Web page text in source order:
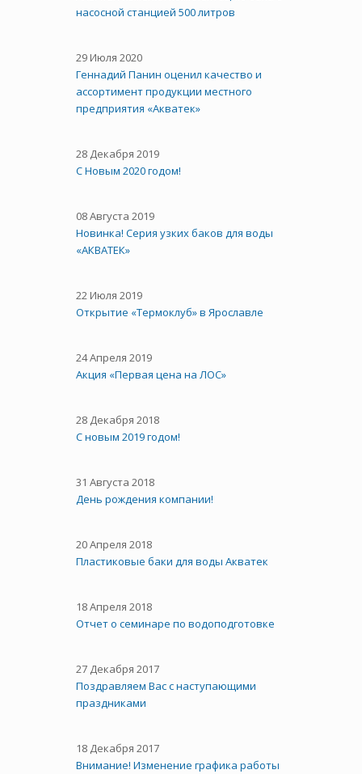
насосной станцией 500 литров
29 Июля 2020
Геннадий Панин оценил качество и
ассортимент продукции местного
предприятия «Акватек»
28 Декабря 2019
С Новым 2020 годом!
08 Августа 2019
Новинка! Серия узких баков для воды
«АКВАТЕК»
22 Июля 2019
Открытие «Термоклуб» в Ярославле
24 Апреля 2019
Акция «Первая цена на ЛОС»
28 Декабря 2018
С новым 2019 годом!
31 Августа 2018
День рождения компании!
20 Апреля 2018
Пластиковые баки для воды Акватек
18 Апреля 2018
Отчет о семинаре по водоподготовке
27 Декабря 2017
Поздравляем Вас с наступающими
праздниками
18 Декабря 2017
Внимание! Изменение графика работы